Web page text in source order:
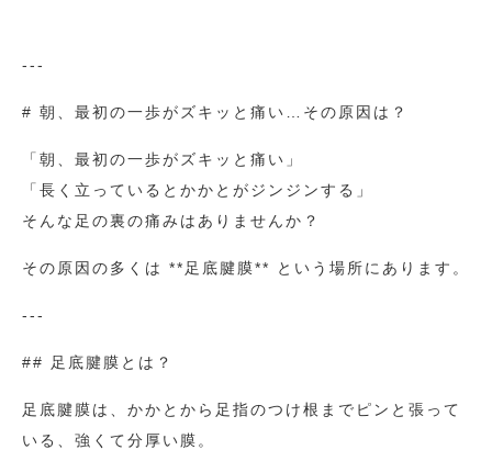
---
# 朝、最初の一歩がズキッと痛い…その原因は？
「朝、最初の一歩がズキッと痛い」
「長く立っているとかかとがジンジンする」
そんな足の裏の痛みはありませんか？
その原因の多くは **足底腱膜** という場所にあります。
---
## 足底腱膜とは？
足底腱膜は、かかとから足指のつけ根までピンと張って
いる、強くて分厚い膜。